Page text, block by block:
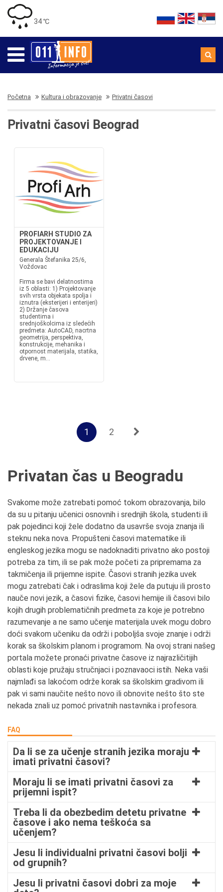
34 ℃
Početna Kultura i obrazovanje Privatni časovi
Privatni časovi Beograd
PROFIARH STUDIO ZA
PROJEKTOVANJE I
EDUKACIJU
Generala Štefanika 25/6,
Voždovac
Firma se bavi delatnostima
iz 5 oblasti: 1) Projektovanje
svih vrsta objekata spolja i
iznutra (eksterijeri i enterijeri)
2) Držanje časova
studentima i
srednjoškolcima iz sledećih
predmeta: AutoCAD, nacrtna
geometrija, perspektiva,
konstrukcije, mehanika i
otpornost materijala, statika,
drvene, m...
1 2
Privatan čas u Beogradu
Svakome može zatrebati pomoć tokom obrazovanja, bilo
da su u pitanju učenici osnovnih i srednjih škola, studenti ili
pak pojedinci koji žele dodatno da usavrše svoja znanja ili
steknu neka nova. Propušteni časovi matematike ili
engleskog jezika mogu se nadoknaditi privatno ako postoji
potreba za tim, ili se pak može početi za pripremama za
takmičenja ili prijemne ispite. Časovi stranih jezika uvek
mogu zatrebati čak i odraslima koji žele da putuju ili prosto
nauče novi jezik, a časovi fizike, časovi hemije ili časovi bilo
kojih drugih problematičnih predmeta za koje je potrebno
razumevanje a ne samo učenje materijala uvek mogu dobro
doći svakom učeniku da održi i poboljša svoje znanje i održi
korak sa školskim planom i programom. Na ovoj strani našeg
portala možete pronaći privatne časove iz najrazličitijih
oblasti koje pružaju stručnjaci i poznavaoci istih. Neka vaši
najmlađi sa lakoćom održe korak sa školskim gradivom ili
pak vi sami naučite nešto novo ili obnovite nešto što ste
nekada znali uz pomoć privatnih nastavnika i profesora.
FAQ
Da li se za učenje stranih jezika moraju
imati privatni časovi?
Moraju li se imati privatni časovi za
prijemni ispit?
Treba li da obezbedim detetu privatne
časove i ako nema teškoća sa
učenjem?
Jesu li individualni privatni časovi bolji
od grupnih?
Jesu li privatni časovi dobri za moje